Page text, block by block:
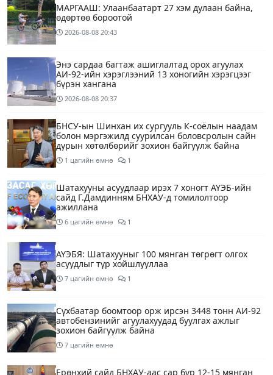
МАРГААШ: Улаанбаатарт 27 хэм дулаан байна,
өдөртөө бороотой
2026-08-08 20:43
Энэ сардаа багтаж ашиглалтад орох агуулах
АИ-92-ийн хэрэглээний 13 хоногийн хэрэгцээг
бүрэн хангана
2026-08-08 20:37
БНСУ-ын Шинхан их сургууль К-соёлын наадам
болон мэргэжилд суурилсан боловсролын сайн
дурын хөтөлбөрийг зохион байгуулж байна
1 цагийн өмнө 1
Шатахууны асуудлаар ирэх 7 хоногт АҮЭБ-ийн
сайд Г.Дамдинням БНХАУ-д томилолтоор
ажиллана
6 цагийн өмнө 1
АҮЭБЯ: Шатахууныг 100 мянган төгрөгт олгох
асуудлыг түр хойшлууллаа
7 цагийн өмнө 1
Сүхбаатар боомтоор орж ирсэн 3448 тонн АИ-92
автобензинийг агуулахуудад буулгах ажлыг
зохион байгуулж байна
7 цагийн өмнө
Ерөнхий сайд БНХАУ-аас сар бүр 12-15 мянган